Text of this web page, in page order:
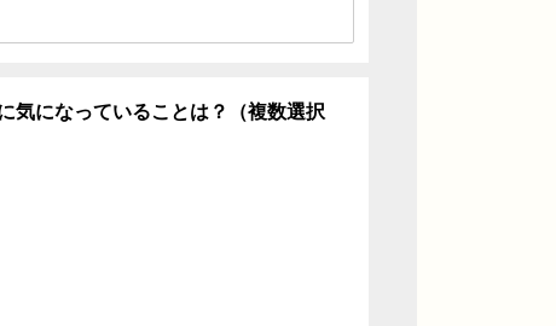
気になっていることは？（複数選択